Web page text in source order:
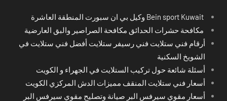
مكافحة حشرات الحدائق مكافحة الصراصير والبق العارضية
أرقام فني ستلايت فني رسيفر ستلايت أفضل فني ستلايت في
الشويخ السكنية
أسئلة شائعة حول تركيب الستلايت في الجهراء و الكويت
أسعار فني ستلايت المنقف مميزات الدش المركزي الكويت
أسعار مقوي سيرفس البر صيانة وتصليح مقوي سيرفس البر